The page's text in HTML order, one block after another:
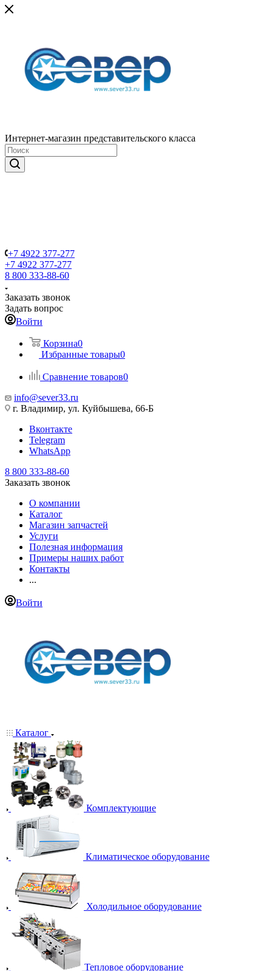
Интернет-магазин представительского класса
+7 4922 377-277
+7 4922 377-277
8 800 333-88-60
Заказать звонок
Задать вопрос
Войти
Корзина0
Избранные товары0
Сравнение товаров0
info@sever33.ru
г. Владимир, ул. Куйбышева, 66-Б
Вконтакте
Telegram
WhatsApp
8 800 333-88-60
Заказать звонок
О компании
Каталог
Магазин запчастей
Услуги
Полезная информация
Примеры наших работ
Контакты
...
Войти
Каталог
Комплектующие
Климатическое оборудование
Холодильное оборудование
Тепловое оборудование